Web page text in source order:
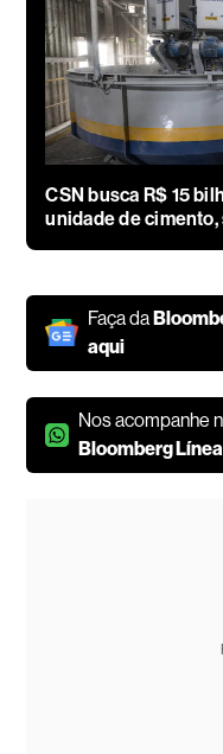
CSN busca R$ 15
unidade de
Faça da
aqui
Nos acompanhe
Bloomberg